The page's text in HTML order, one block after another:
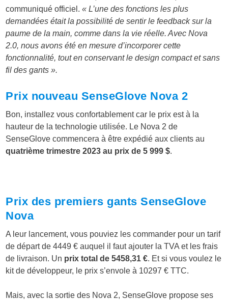
communiqué officiel.« L’une des fonctions les plus
demandées était la possibilité de sentir le feedback sur la
paume de la main, comme dans la vie réelle. Avec Nova
2.0, nous avons été en mesure d’incorporer cette
fonctionnalité, tout en conservant le design compact et sans
fil des gants ».
Prix nouveau SenseGlove Nova 2
Bon, installez vous confortablement car le prix est à la
hauteur de la technologie utilisée. Le Nova 2 de
SenseGlove commencera à être expédié aux clients au
quatrième trimestre 2023 au prix de 5 999 $.
Prix des premiers gants SenseGlove
Nova
A leur lancement, vous pouviez les commander pour un tarif
de départ de 4449 € auquel il faut ajouter la TVA et les frais
de livraison. Un prix total de 5458,31 €. Et si vous voulez le
kit de développeur, le prix s’envole à 10297 € TTC.
Mais, avec la sortie des Nova 2, SenseGlove propose ses